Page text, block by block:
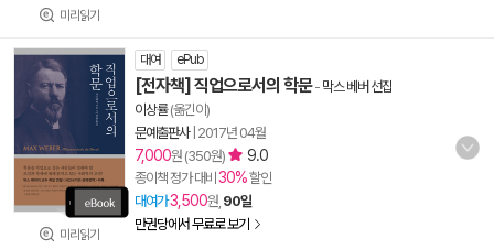
미리읽기
미리읽기
대여 ePub
[전자책] 직업으로서의 학문- 막스 베버 선집
이상률(옮긴이)
문예출판사| 2017년 04월
7,000원 (350원) 9.0
종이책 정가 대비 30%할인
대여가3,500원, 90일
만권당에서 무료로 보기